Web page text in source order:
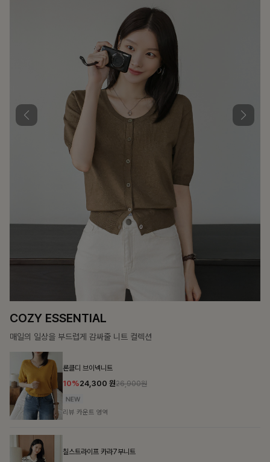
함께할 때 더욱 완벽한, 합리적인 선택으로 채우는 즐거움
필첸체크 스트링블라우스+플레어스커트SET
42,900 원 49,800원
리뷰 카운트 영역
특스트라이프 링클원피스+스트링자켓SET
12% 79,400원
리뷰 카운트 영역
헨틴링클 날개티셔츠+치마바지SET
12%29,900
리뷰 카운트 영역